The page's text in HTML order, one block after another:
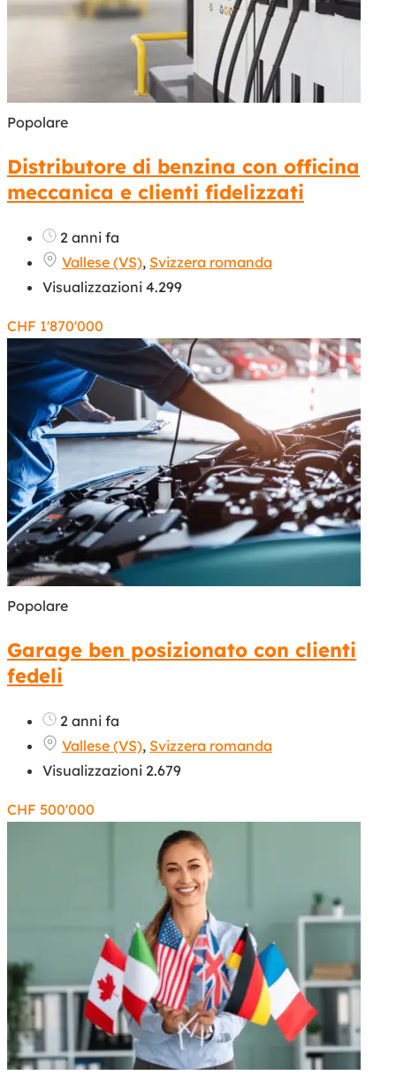
Popolare
Distributore di benzina con officina
meccanica e clienti fidelizzati
2 anni fa
Vallese (VS), Svizzera romanda
Visualizzazioni 4.299
CHF 1'870'000
Popolare
Garage ben posizionato con clienti
fedeli
2 anni fa
Vallese (VS), Svizzera romanda
Visualizzazioni 2.679
CHF 500'000